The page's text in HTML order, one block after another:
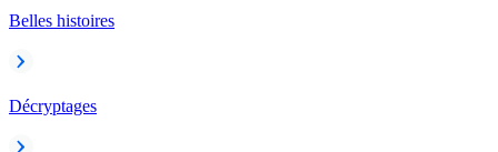
Belles histoires
Décryptages